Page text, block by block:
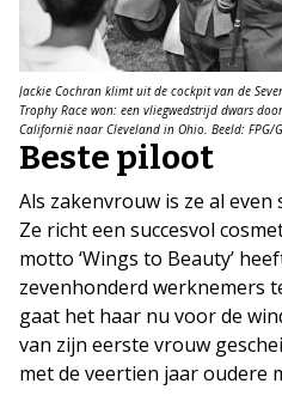
Jackie Cochran klimt uit de cockpit van de
Trophy Race won: een vliegwedstrijd dwars
Californië naar Cleveland in Ohio. Beeld: FPG/
Beste piloot
Als zakenvrouw is ze al
Ze richt een succesvol
motto ‘Wings to Beauty’
zevenhonderd werknemers
gaat het haar nu voor de
van zijn eerste vrouw
met de veertien jaar oudere